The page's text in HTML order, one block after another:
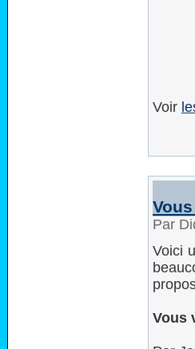
Voir
Par
Voici
Vous